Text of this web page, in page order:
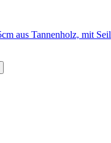
aus Tannenholz, mit Seil